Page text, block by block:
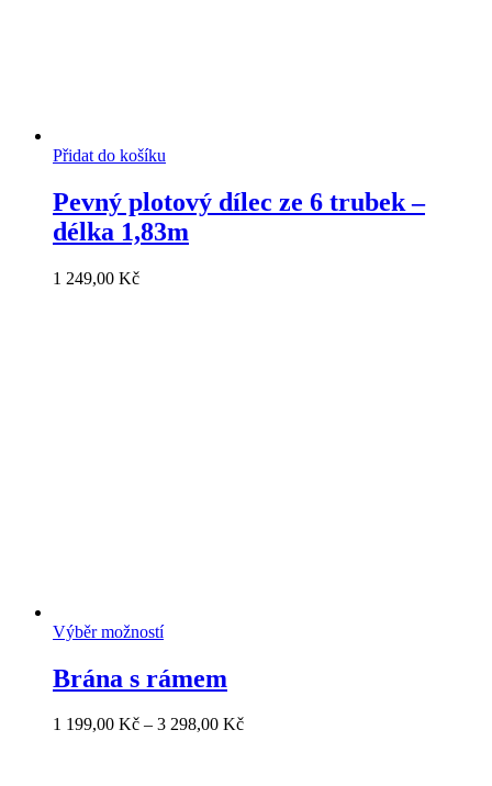
Přidat do košíku
Pevný plotový dílec ze 6 trubek –
délka 1,83m
1 249,00 Kč
Výběr možností
Brána s rámem
1 199,00 Kč – 3 298,00 Kč